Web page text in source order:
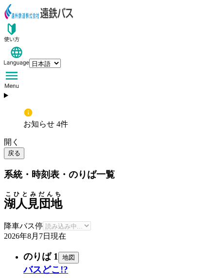
お知らせ 4件
開く
戻る
系統・時刻表・のりば一覧
湖人見団地
こひとみだんち
降車バス停
2026年8月7日 現在
のりば 1 地図
バスどこ!?